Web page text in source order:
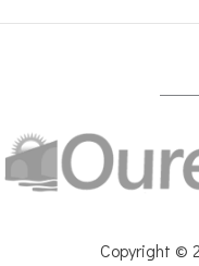
Copyright ©